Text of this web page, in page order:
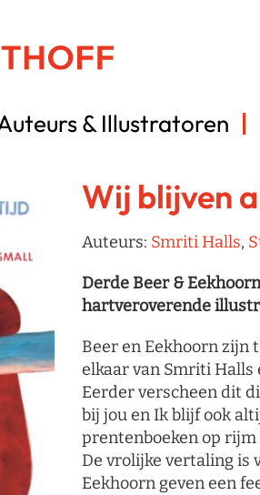
& Illustratoren
Wij blijven
Auteurs: Smriti Halls,
Derde Beer &
hartveroverende
Beer en Eekhoorn zijn
elkaar van Smriti Halls
Eerder verscheen dit
bij jou en Ik blijf ook
prentenboeken op rijm
De vrolijke vertaling is
Eekhoorn geven een